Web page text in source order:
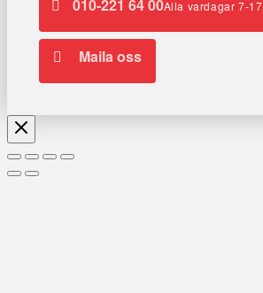
010-221 64 00Alla vardagar 7-17
Maila oss